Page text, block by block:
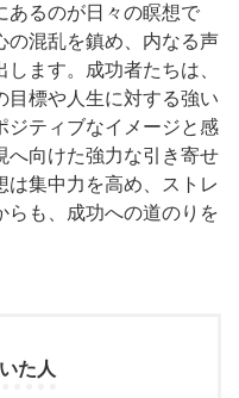
あるのが日々の瞑想で
の混乱を鎮め、内なる声
ます。成功者たちは、
目標や人生に対する強い
ジティブなイメージと感
へ向けた強力な引き寄せ
は集中力を高め、ストレ
らも、成功への道のりを
た人